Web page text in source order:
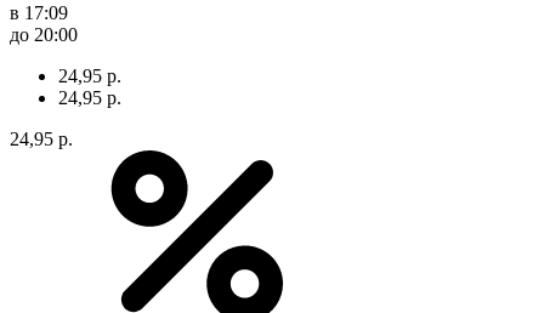
в 17:09
до 20:00
24,95 р.
24,95 р.
24,95 р.